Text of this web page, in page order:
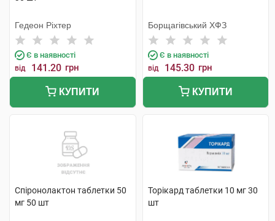
Гедеон Ріхтер
Є в наявності
від 141.20 грн
КУПИТИ
Борщагівський ХФЗ
Є в наявності
від 145.30 грн
КУПИТИ
Спіронолактон таблетки 50
мг 50 шт
Торікард таблетки 10 мг 30
шт